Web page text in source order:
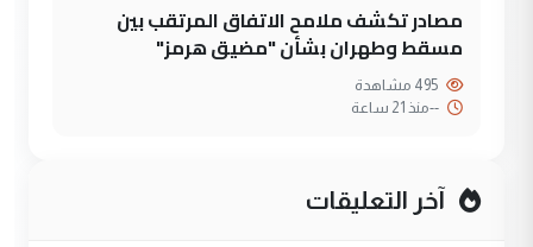
مصادر تكشف ملامح الاتفاق المرتقب بين
مسقط وطهران بشأن "مضيق هرمز"
--منذ 21 ساعة
آخر التعليقات